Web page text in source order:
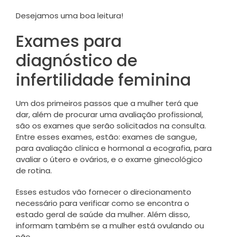
Desejamos uma boa leitura!
Exames para
diagnóstico de
infertilidade feminina
Um dos primeiros passos que a mulher terá que
dar, além de procurar uma avaliação profissional,
são os exames que serão solicitados na consulta.
Entre esses exames, estão: exames de sangue,
para avaliação clínica e hormonal a ecografia, para
avaliar o útero e ovários, e o exame ginecológico
de rotina.
Esses estudos vão fornecer o direcionamento
necessário para verificar como se encontra o
estado geral de saúde da mulher. Além disso,
informam também se a mulher está ovulando ou